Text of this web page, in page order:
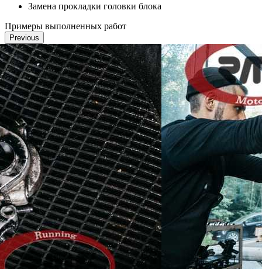
Замена прокладки головки блока
Примеры выполненных работ
Previous